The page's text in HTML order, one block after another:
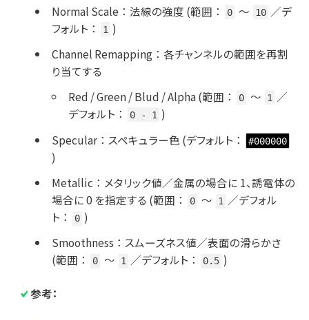
Normal Scale ： 法線の強度 (範囲 ： 0 ～ 10 ／デ
フォルト ： 1 )
Channel Remapping： 各チャンネルの範囲を再割
り当てする
Red / Green / Blud / Alpha (範囲 ： 0 ～ 1
／
デフォルト ： 0 - 1 )
Specular： スペキュラー色 (デフォルト ： #000000
)
Metallic ： メタリック値／金属の場合に 1、誘電体の
場合に 0 を指定する (範囲 ： 0 ～ 1 ／デフォル
ト ： 0 )
Smoothness ： スムーズネス値／表面の滑らかさ
(範囲 ： 0 ～ 1 ／デフォルト ： 0.5 )
参考：